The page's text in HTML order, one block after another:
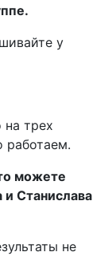
у
трех
работаем.
можете
и Станислава
не